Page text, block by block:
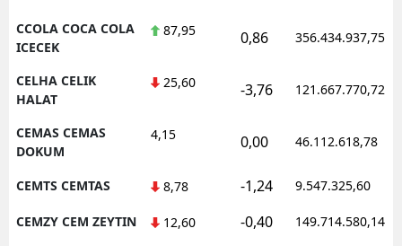
CCOLA COCA COLA
ICECEK
87,95 0,86 356.434.937,75
CELHA CELIK
HALAT
25,60 -3,76 121.667.770,72
CEMAS CEMAS
DOKUM
4,15 0,00 46.112.618,78
CEMTS CEMTAS 8,78 -1,24 9.547.325,60
CEMZY CEM ZEYTIN 12,60 -0,40 149.714.580,14